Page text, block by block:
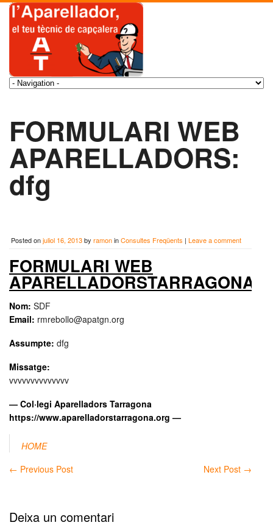
FORMULARI WEB
APARELLADORS:
dfg
Posted onjuliol 16, 2013by ramoninConsultes Freqüents | Leave a comment
FORMULARI WEB
Nom: SDF
Email: rmrebollo@apatgn.org
Assumpte: dfg
Missatge:
vvvvvvvvvvvvvv
— Col·legi Aparelladors Tarragona
https://www.aparelladorstarragona.org —
HOME
← Previous Post Next Post →
Deixa un comentari